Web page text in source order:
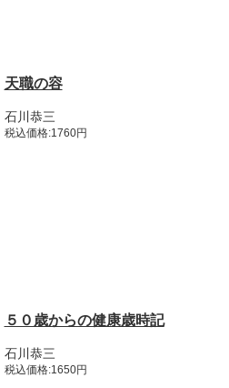
天職の容
石川恭三
税込価格:1760円
５０歳からの健康歳時記
石川恭三
税込価格:1650円